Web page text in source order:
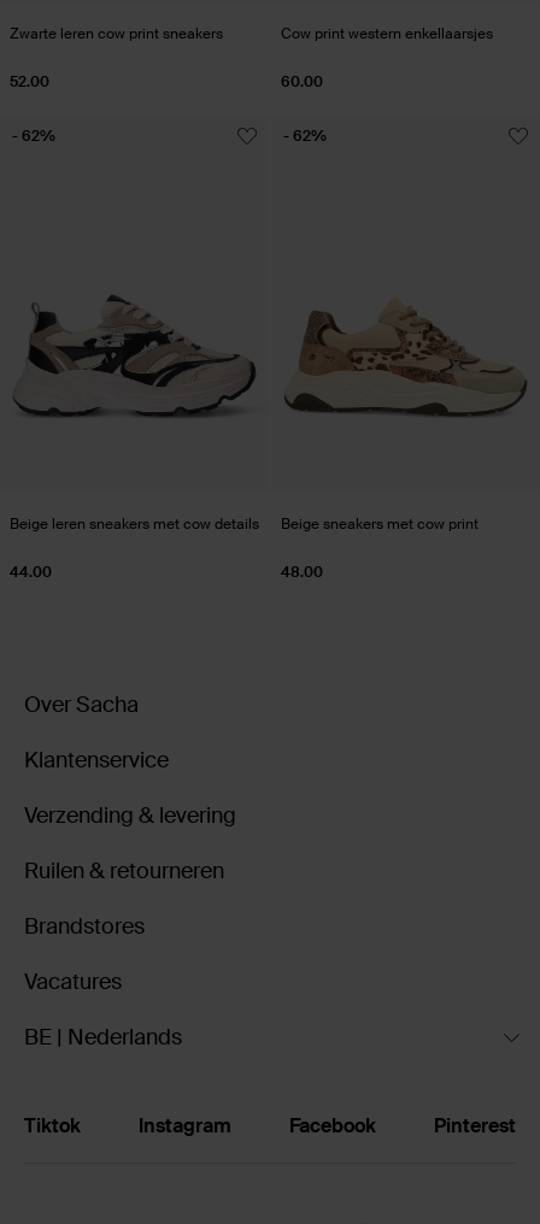
Zwarte leren cow print sneakers
52.00
Cow print western enkellaarsjes
60.00
Beige leren sneakers met cow details
44.00
- 62%
Beige sneakers met cow print
48.00
- 62%
Over Sacha
Klantenservice
Verzending & levering
Ruilen & retourneren
Brandstores
Vacatures
BE | Nederlands
Tiktok Instagram Facebook Pinterest